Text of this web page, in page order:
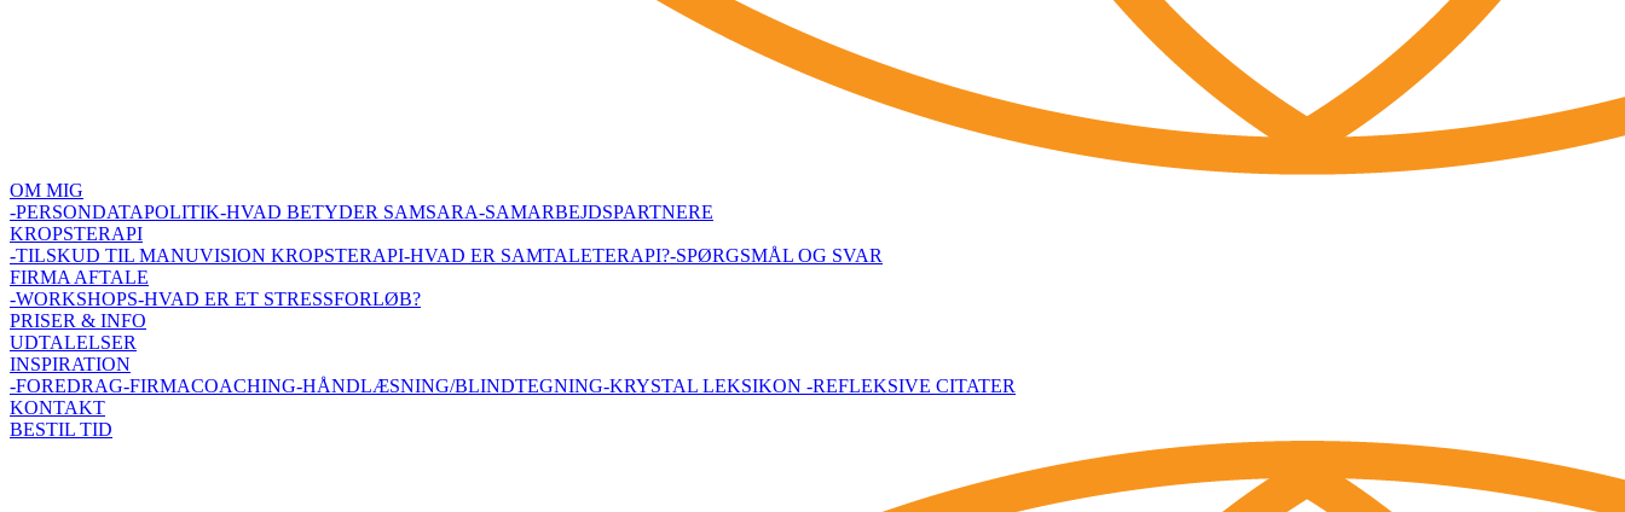
OM MIG
-PERSONDATAPOLITIK-HVAD BETYDER SAMSARA-SAMARBEJDSPARTNERE
KROPSTERAPI
-TILSKUD TIL MANUVISION KROPSTERAPI-HVAD ER SAMTALETERAPI?-SPØRGSMÅL OG SVAR
FIRMA AFTALE
-WORKSHOPS-HVAD ER ET STRESSFORLØB?
PRISER & INFO
UDTALELSER
INSPIRATION
-FOREDRAG-FIRMACOACHING-HÅNDLÆSNING/BLINDTEGNING-KRYSTAL LEKSIKON -REFLEKSIVE CITATER
KONTAKT
BESTIL TID